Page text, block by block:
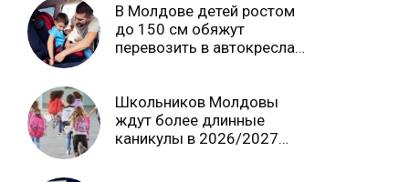
В Молдове детей ростом
до 150 см обяжут
перевозить в автокреслах
Школьников Молдовы
ждут более длинные
каникулы в 2026/2027